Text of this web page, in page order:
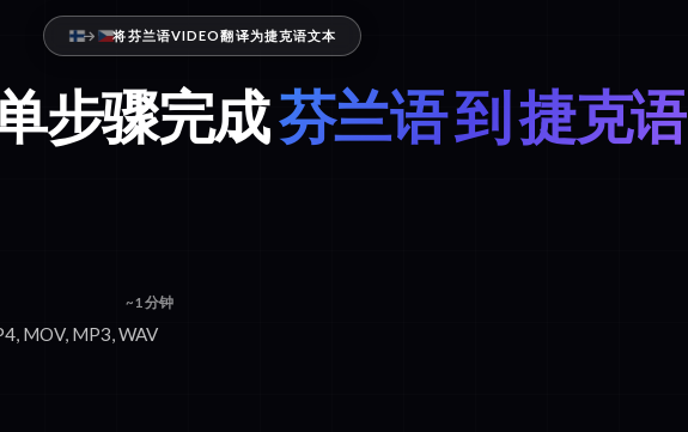
将芬兰语VIDEO翻译为捷克语文本
步骤完成芬兰语 到 捷克语
~1 分钟
MOV, MP3, WAV